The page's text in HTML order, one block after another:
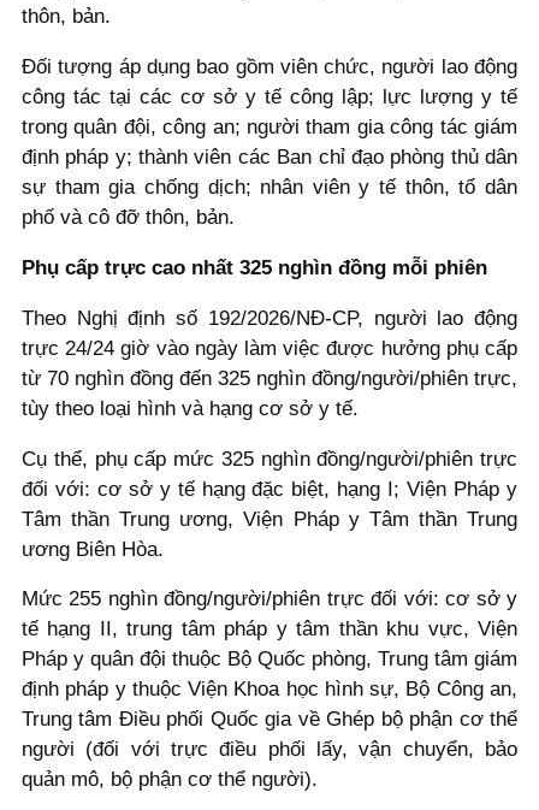
thôn, bản.
Đối tượng áp dụng bao gồm viên chức, người lao động
công tác tại các cơ sở y tế công lập; lực lượng y tế
trong quân đội, công an; người tham gia công tác giám
định pháp y; thành viên các Ban chỉ đạo phòng thủ dân
sự tham gia chống dịch; nhân viên y tế thôn, tổ dân
phố và cô đỡ thôn, bản.
Phụ cấp trực cao nhất 325 nghìn đồng mỗi phiên
Theo Nghị định số 192/2026/NĐ-CP, người lao động
trực 24/24 giờ vào ngày làm việc được hưởng phụ cấp
từ 70 nghìn đồng đến 325 nghìn đồng/người/phiên trực,
tùy theo loại hình và hạng cơ sở y tế.
Cụ thể, phụ cấp mức 325 nghìn đồng/người/phiên trực
đối với: cơ sở y tế hạng đặc biệt, hạng I; Viện Pháp y
Tâm thần Trung ương, Viện Pháp y Tâm thần Trung
ương Biên Hòa.
Mức 255 nghìn đồng/người/phiên trực đối với: cơ sở y
tế hạng II, trung tâm pháp y tâm thần khu vực, Viện
Pháp y quân đội thuộc Bộ Quốc phòng, Trung tâm giám
định pháp y thuộc Viện Khoa học hình sự, Bộ Công an,
Trung tâm Điều phối Quốc gia về Ghép bộ phận cơ thể
người (đối với trực điều phối lấy, vận chuyển, bảo
quản mô, bộ phận cơ thể người).